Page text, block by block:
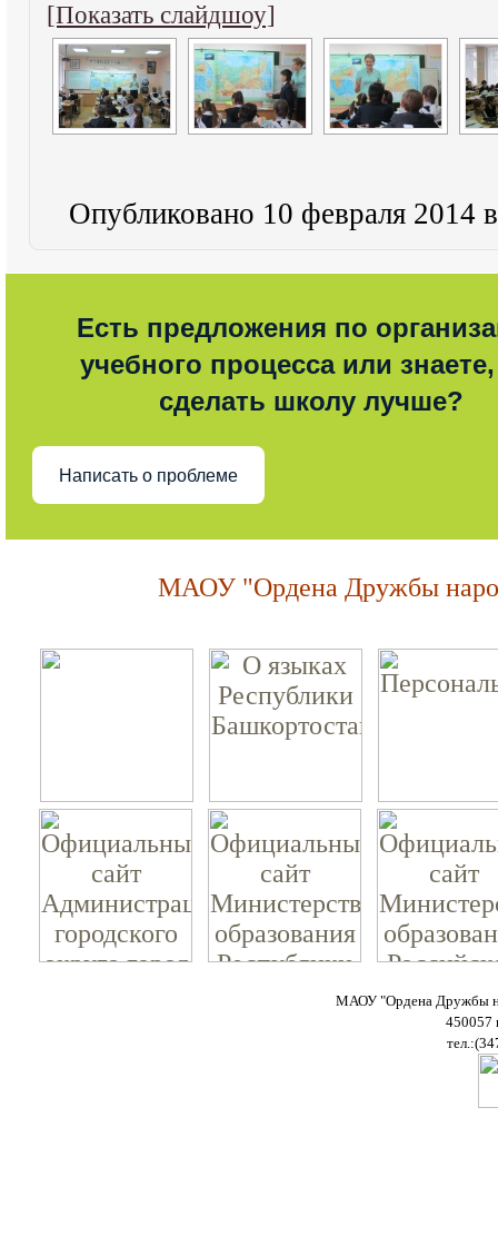
[Показать слайдшоу]
Опубликовано 10 февраля 2014
Есть предложения по
учебного процесса или знаете,
сделать школу лучше?
Написать о проблеме
МАОУ "Ордена Дружбы
МАОУ "Ордена Дружбы
450057